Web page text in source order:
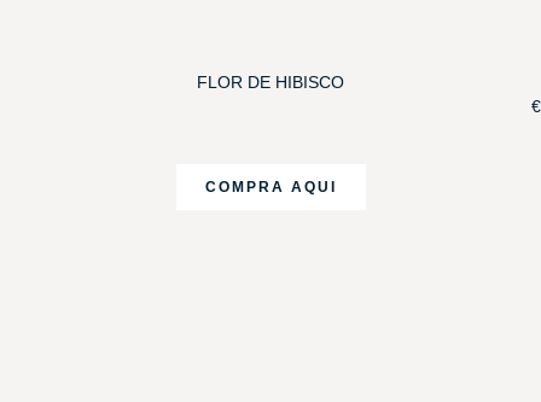
FLOR DE HIBISCO
€
COMPRA AQUI